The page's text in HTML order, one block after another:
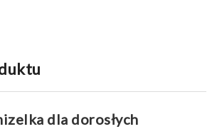
dla dorosłych